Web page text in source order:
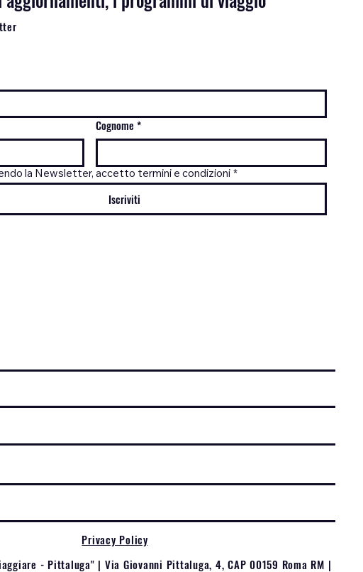
Cognome *
la Newsletter, accetto termini e condizioni *
Iscriviti
Privacy Policy
- Pittaluga" | Via Giovanni Pittaluga, 4, CAP 00159 Roma RM |